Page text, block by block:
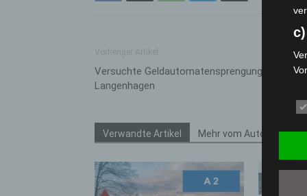
Versuchte Geldautomatensprengung in
Langenhagen
Verwandte Artikel Mehr vom Autor